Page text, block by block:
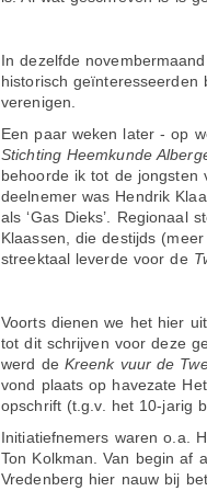
In dezelfde
historisch
verenigen.
Een paar weken later - op
Stichting Heemkunde
behoorde ik tot de jongsten
deelnemer was Hendrik
als ‘Gas Dieks’. Regionaal
Klaassen, die destijds
streektaal leverde voor de
Voorts dienen we het hier
tot dit schrijven voor deze
werd de Kreenk vuur de
vond plaats op havezate
opschrift (t.g.v. het 10-jarig
Initiatiefnemers waren o.a.
Ton Kolkman. Van begin af
Vredenberg hier nauw bij